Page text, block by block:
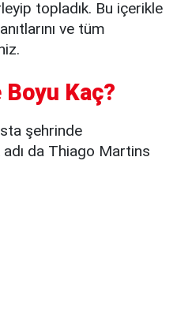
topladık. Bu içerikle
ve tüm
Kaç?
şehrinde
da Thiago Martins